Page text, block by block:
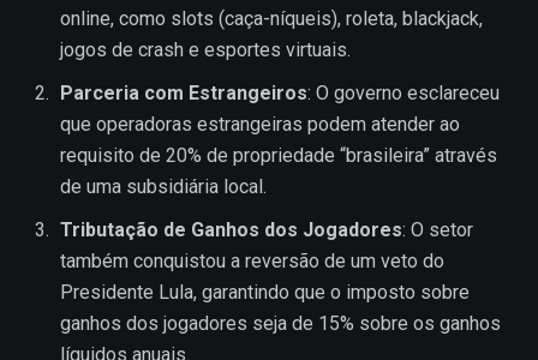
online, como slots (caça-níqueis), roleta, blackjack,
jogos de crash e esportes virtuais.
Parceria com Estrangeiros: O governo esclareceu
que operadoras estrangeiras podem atender ao
requisito de 20% de propriedade “brasileira” através
de uma subsidiária local.
Tributação de Ganhos dos Jogadores: O setor
também conquistou a reversão de um veto do
Presidente Lula, garantindo que o imposto sobre
ganhos dos jogadores seja de 15% sobre os ganhos
líquidos anuais.